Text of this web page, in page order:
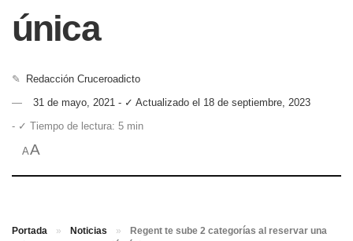
única
✎
Redacción Cruceroadicto
31 de mayo, 2021 - ✓ Actualizado el 18 de septiembre, 2023
- ✓ Tiempo de lectura: 5 min
AA
Portada » Noticias »
Regent te sube 2 categorías al reservar una